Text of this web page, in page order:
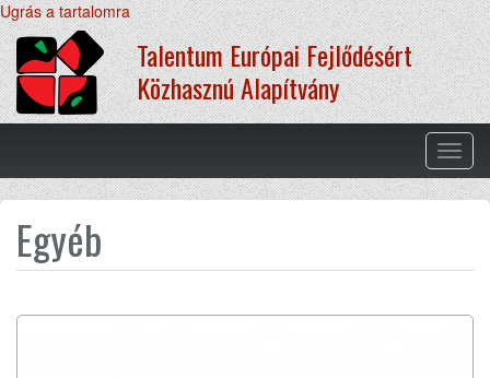
Ugrás a tartalomra
Talentum Európai Fejlődésért
Közhasznú Alapítvány
Egyéb